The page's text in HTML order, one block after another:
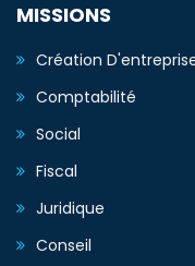
MISSIONS
Création
Comptabilité
Social
Fiscal
Juridique
Conseil